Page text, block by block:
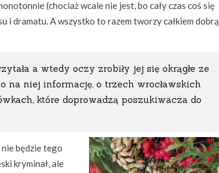
(chociaż wcale nie jest, bo cały czas coś się
i dramatu. A wszystko to razem tworzy całkiem dobrą
a wtedy oczy zrobiły jej się okrągłe ze
na niej informację, o trzech wrocławskich
które doprowadzą poszukiwacza do
będzie tego
kryminał, ale